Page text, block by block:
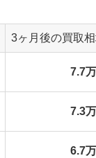
3ヶ月後の買取
7.7
7.3
6.7